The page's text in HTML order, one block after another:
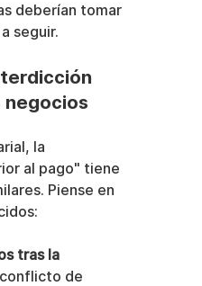
deberían tomar
seguir.
la
al pago" tiene
Piense en
tras la
de